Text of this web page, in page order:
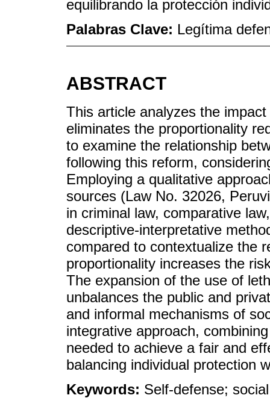
equilibrando la protección
Palabras Clave: Legítima
ABSTRACT
This article analyzes the
eliminates the proportionality
to examine the relationship
following this reform,
Employing a qualitative
sources (Law No. 32026,
in criminal law, comparative
descriptive-interpretative
compared to contextualize the
proportionality increases the
The expansion of the use of
unbalances the public and
and informal mechanisms of
integrative approach,
needed to achieve a fair and
balancing individual protection
Keywords: Self-defense;